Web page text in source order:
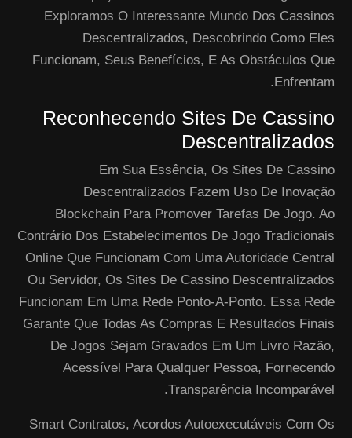
Exploramos O Interessante Mundo Dos Cassinos
Descentralizados, Descobrindo Como Eles
Funcionam, Seus Benefícios, E As Obstáculos Que
Enfrentam.
Reconhecendo Sites De Cassino
Descentralizados
Em Sua Essência, Os Sites De Cassino
Descentralizados Fazem Uso De Inovação
Blockchain Para Promover Tarefas De Jogo. Ao
Contrário Dos Estabelecimentos De Jogo Tradicionais
Online Que Funcionam Com Uma Autoridade Central
Ou Servidor, Os Sites De Cassino Descentralizados
Funcionam Em Uma Rede Ponto-A-Ponto. Essa Rede
Garante Que Todas As Compras E Resultados Finais
De Jogos Sejam Gravados Em Um Livro Razão,
Acessível Para Qualquer Pessoa, Fornecendo
Transparência Incomparável.
Smart Contratos, Acordos Autoexecutáveis Com Os